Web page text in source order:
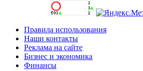
Правила использования
Наши контакты
Реклама на сайте
Бизнес и экономика
Финансы